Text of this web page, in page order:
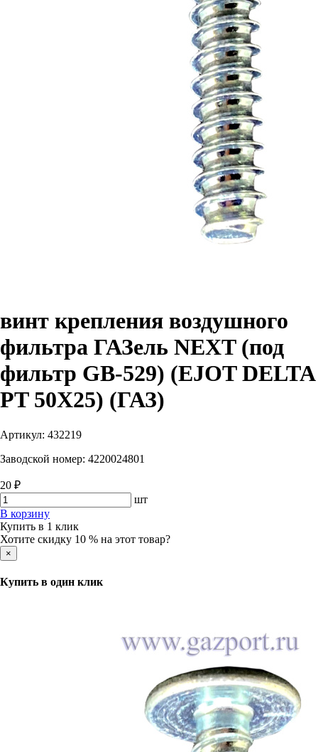
винт крепления воздушного
фильтра ГАЗель NEXT (под
фильтр GB-529) (EJOT DELTA
PT 50Х25) (ГАЗ)
Артикул: 432219
Заводской номер: 4220024801
20 ₽
шт
В корзину
Купить в 1 клик
Хотите скидку 10 % на этот товар?
×
Купить в один клик